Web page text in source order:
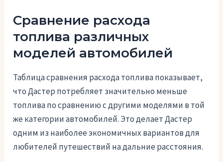
Сравнение расхода
топлива различных
моделей автомобилей
Таблица сравнения расхода топлива показывает,
что Дастер потребляет значительно меньше
топлива по сравнению с другими моделями в той
же категории автомобилей. Это делает Дастер
одним из наиболее экономичных вариантов для
любителей путешествий на дальние расстояния.